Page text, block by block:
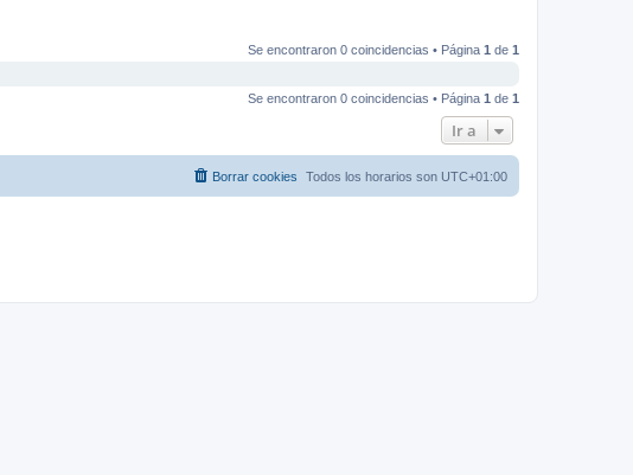
Se encontraron 0 coincidencias • Página 1 de 1
Se encontraron 0 coincidencias • Página 1 de 1
Ir a
Todos los horarios son UTC+01:00
Borrar cookies